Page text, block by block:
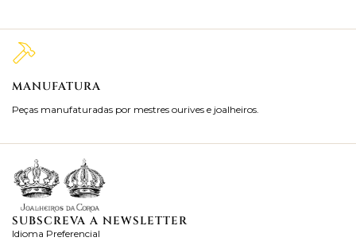
MANUFATURA
Peças manufaturadas por mestres ourives e joalheiros.
SUBSCREVA A NEWSLETTER
Idioma Preferencial